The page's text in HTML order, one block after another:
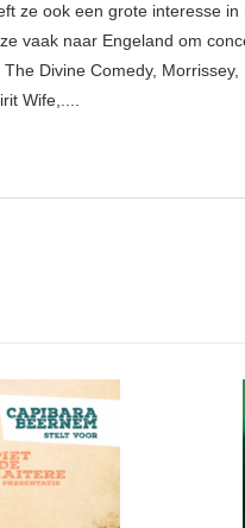
ze ook een grote interesse in
vaak naar Engeland om
Divine Comedy, Morrissey,
Wife,....